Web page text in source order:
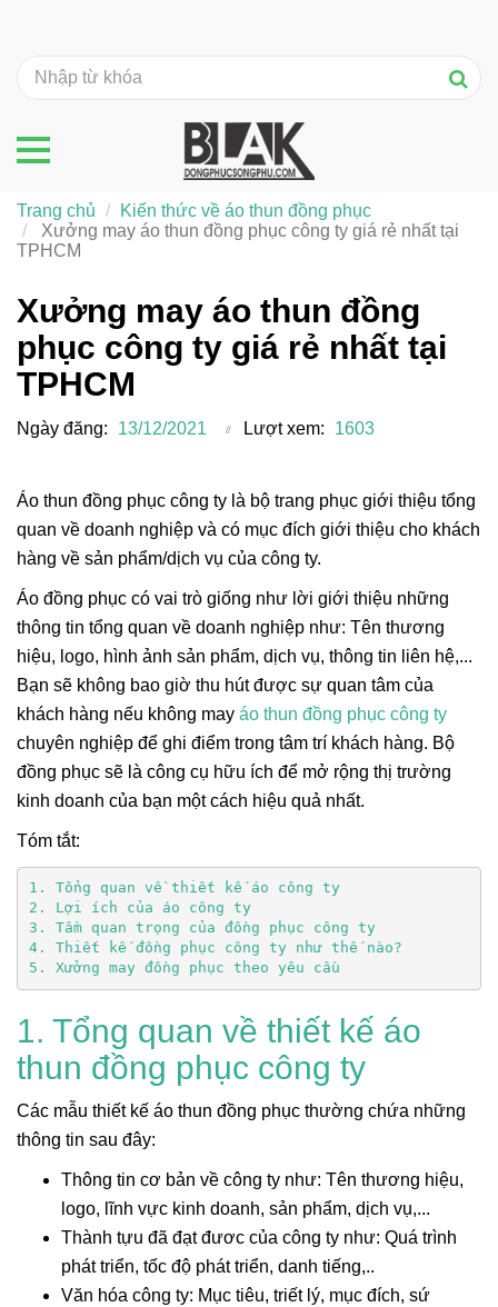
Xưởng may áo thun đồng
phục công ty giá rẻ nhất tại
TPHCM
Ngày đăng: 13/12/2021 Lượt xem: 1603
Áo thun đồng phục công ty là bộ trang phục giới thiệu tổng
quan về doanh nghiệp và có mục đích giới thiệu cho khách
hàng về sản phẩm/dịch vụ của công ty.
Áo đồng phục có vai trò giống như lời giới thiệu những
thông tin tổng quan về doanh nghiệp như: Tên thương
hiệu, logo, hình ảnh sản phẩm, dịch vụ, thông tin liên hệ,...
Bạn sẽ không bao giờ thu hút được sự quan tâm của
khách hàng nếu không may áo thun đồng phục công ty
chuyên nghiệp để ghi điểm trong tâm trí khách hàng. Bộ
đồng phục sẽ là công cụ hữu ích để mở rộng thị trường
kinh doanh của bạn một cách hiệu quả nhất.
Tóm tắt:
1. Tổng quan về thiết kế áo công ty
2. Lợi ích của áo công ty
3. Tầm quan trọng của đồng phục công ty
5. Xưởng may đồng phục theo yêu cầu
1. Tổng quan về thiết kế áo
thun đồng phục công ty
Các mẫu thiết kế áo thun đồng phục thường chứa những
thông tin sau đây:
Thông tin cơ bản về công ty như: Tên thương hiệu,
logo, lĩnh vực kinh doanh, sản phẩm, dịch vụ,...
Thành tựu đã đạt đươc của công ty như: Quá trình
phát triển, tốc độ phát triển, danh tiếng,..
Văn hóa công ty: Mục tiêu, triết lý, mục đích, sứ
Trang chủ
Kiến thức về áo thun đồng phục
Xưởng may áo thun đồng phục công ty giá rẻ nhất tại
TPHCM